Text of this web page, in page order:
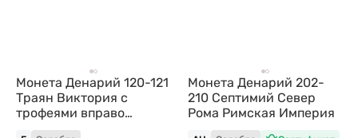
Монета Денарий 120-121
Траян Виктория с
трофеями вправо
Римская Империя
Монета Денарий 202-
210 Септимий Север
Рома Римская Империя